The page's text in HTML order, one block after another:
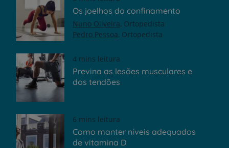
Os joelhos do confinamento
Nuno Oliveira Ortopedista
Pedro Pessoa Ortopedista
4 mins leitura
Previna as lesões musculares e
dos tendões
6 mins leitura
Como manter níveis adequados
de vitamina D